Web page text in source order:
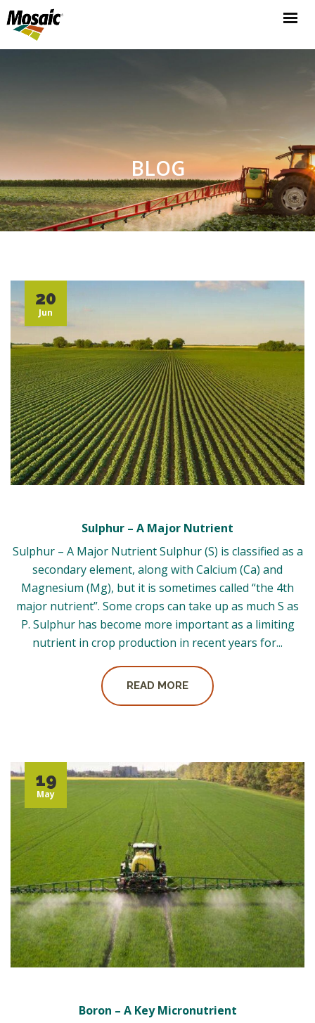
PRODUCTS
CAREER
SELECT LANGUAGE
BLOG
Sulphur – A Major Nutrient
Sulphur – A Major Nutrient Sulphur (S) is classified as a
secondary element, along with Calcium (Ca) and
Magnesium (Mg), but it is sometimes called “the 4th
major nutrient”. Some crops can take up as much S as
P. Sulphur has become more important as a limiting
nutrient in crop production in recent years for...
READ MORE
20
Jun
Boron – A Key Micronutrient
19
May